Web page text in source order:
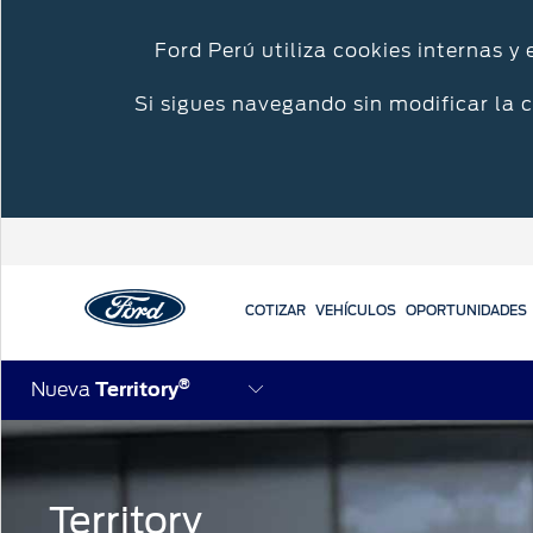
Ford Perú utiliza cookies internas
Si sigues navegando sin modificar la
Acessibility
Cotizar
Mi Ford
Ford app
Iniciar sesión
COTIZAR VEHÍCULOS OPORTUNIDADES
Nueva Territory®
Territory